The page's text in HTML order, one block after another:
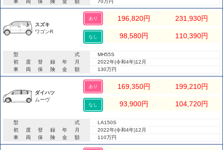
車両保険金額
70万円
スズキ
ワゴンR
あり 196,820円 231,930円
なし 98,580円 110,390円
型式
MH55S
初度登録年月
2022年(令和4年)12月
車両保険金額
130万円
ダイハツ
ムーヴ
あり 169,350円 199,210円
なし 93,900円 104,720円
型式
LA150S
初度登録年月
2022年(令和4年)12月
車両保険金額
110万円